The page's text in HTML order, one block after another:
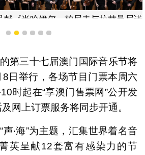
哈伊尔．柏尼夫与拉赫曼尼诺夫国
际管弦乐团》
1 2 3 4 5 6
第三十七届澳门国际音乐节将
日举行，各场节目门票本周六
时起在“享澳门售票网”公开发
网上订票服务将同步开通。
声‧海”为主题，汇集世界着名音
英呈献12套富有感染力的节